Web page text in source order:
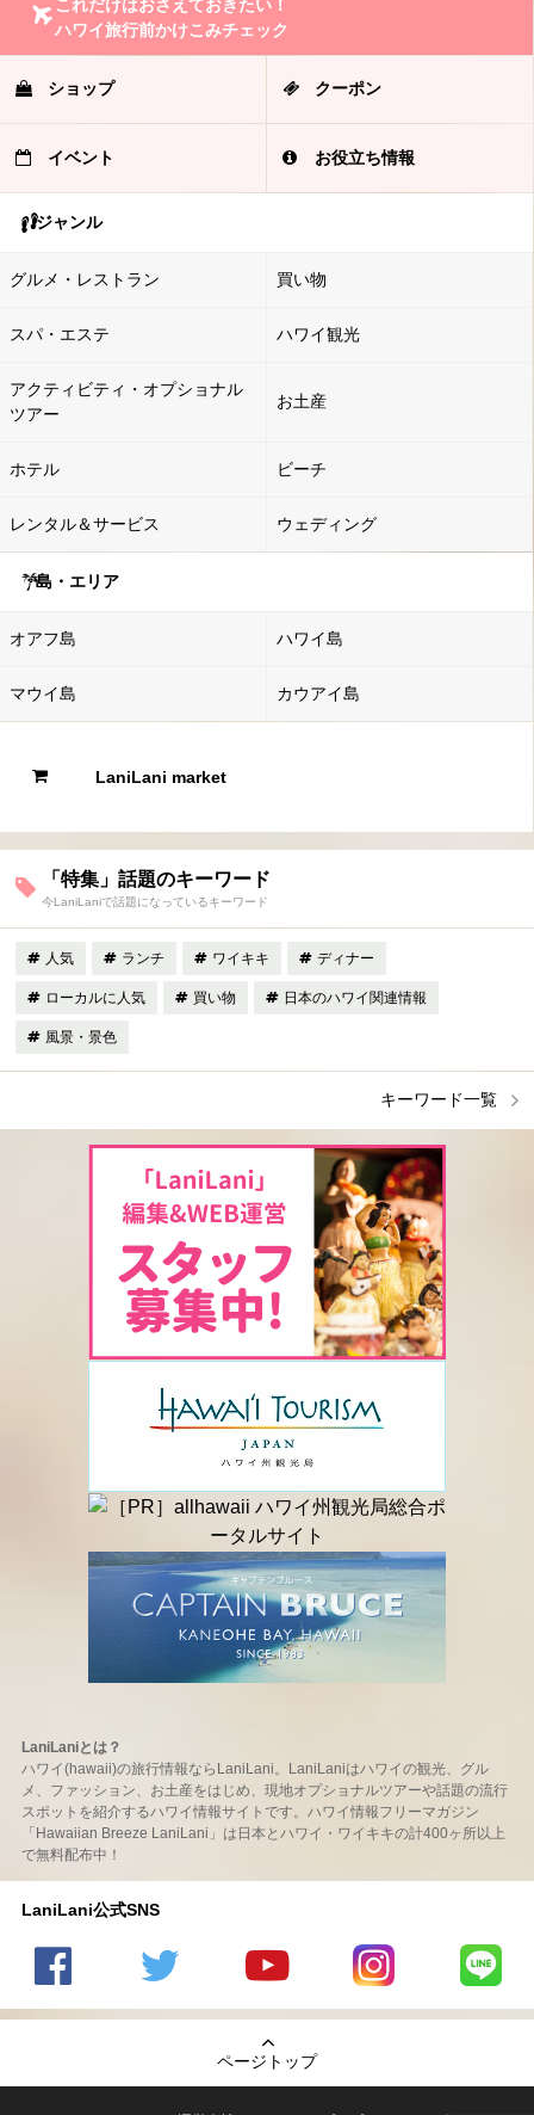
これだけはおさえておきたい！
ハワイ旅行前かけこみチェック
ショップ クーポン
イベント お役立ち情報
ジャンル
グルメ・レストラン 買い物
スパ・エステ ハワイ観光
アクティビティ・オプショナル
ツアー
お土産
ホテル ビーチ
レンタル＆サービス ウェディング
島・エリア
オアフ島 ハワイ島
マウイ島 カウアイ島
LaniLani market
「特集」話題のキーワード
今LaniLaniで話題になっているキーワード
人気 ランチ ワイキキ ディナー
ローカルに人気 買い物 日本のハワイ関連情報
風景・景色
キーワード一覧
LaniLaniとは？
ハワイ(hawaii)の旅行情報ならLaniLani。LaniLaniはハワイの観光、グル
メ、ファッション、お土産をはじめ、現地オプショナルツアーや話題の流行
スポットを紹介するハワイ情報サイトです。ハワイ情報フリーマガジン
「Hawaiian Breeze LaniLani」は日本とハワイ・ワイキキの計400ヶ所以上
で無料配布中！
LaniLani公式SNS
の
のtwitter
の
Youtube
チャンネ
LaniLani
LaniLani
ページトップ